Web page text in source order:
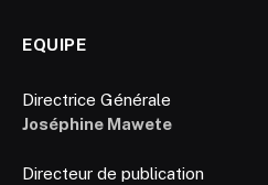
EQUIPE
Directrice Générale
Joséphine Mawete
Directeur de publication